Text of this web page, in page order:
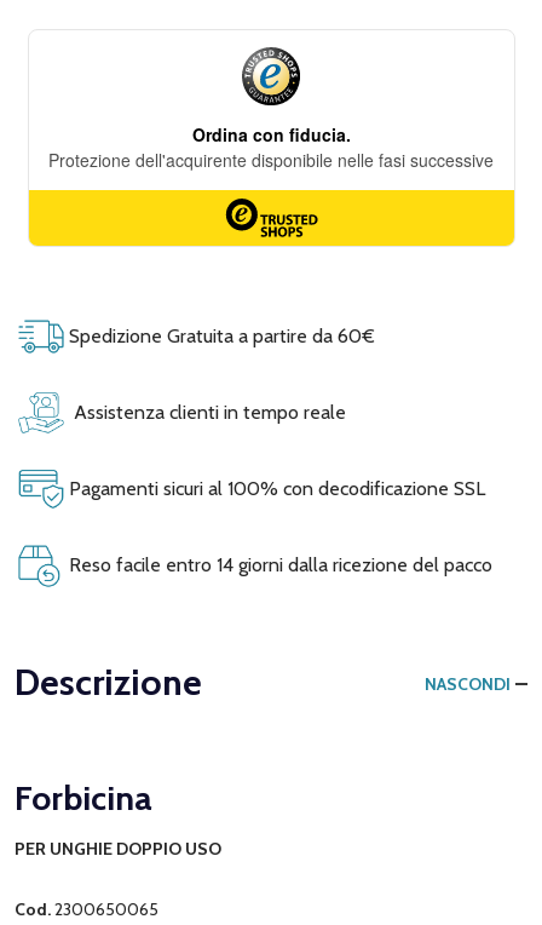
Spedizione Gratuita a partire da 60€
Assistenza clienti in tempo reale
Pagamenti sicuri al 100% con decodificazione SSL
Reso facile entro 14 giorni dalla ricezione del pacco
Descrizione NASCONDI
Forbicina
PER UNGHIE DOPPIO USO
Cod.2300650065